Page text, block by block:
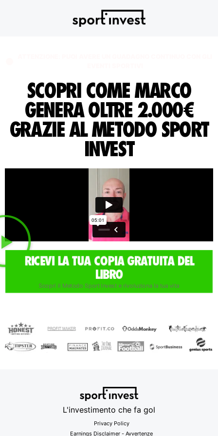
SCOPRI COME MARCO
GENERA OLTRE 2.000€
GRAZIE AL METODO SPORT
INVEST
RICEVI LA TUA COPIA GRATUITA DEL
LIBRO
Scopri il Metodo Sport Invest e rivoluziona la tua vita
L'investimento che fa gol
Privacy Policy
Earnings Disclaimer - Avvertenze